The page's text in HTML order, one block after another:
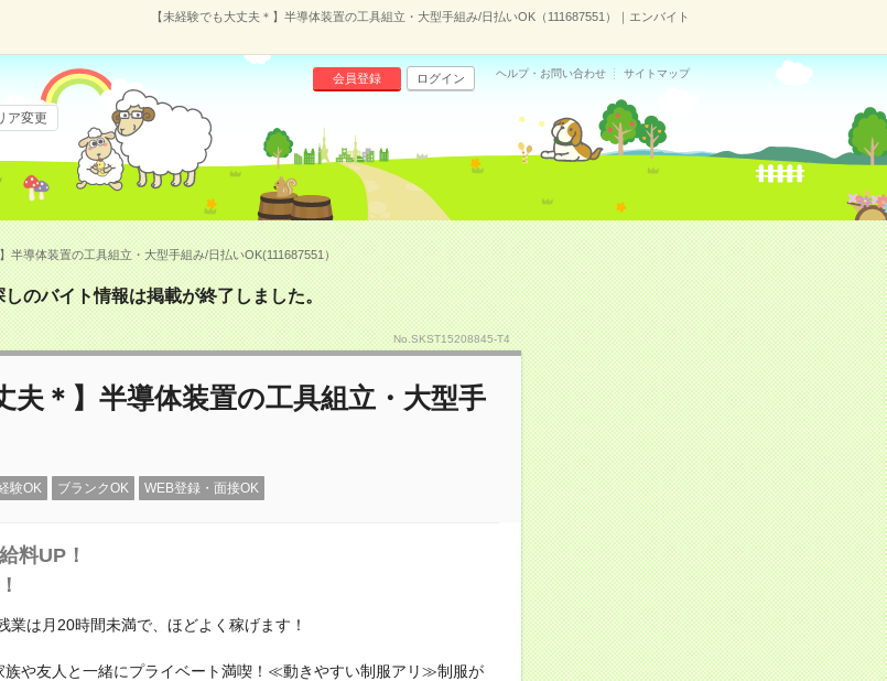
【未経験でも大丈夫＊】半導体装置の工具組立・大型手組み/日払いOK（111687551）｜エンバイト
会員登録 ログイン ヘルプ・お問い合わせ サイトマップ
ア変更
半導体装置の工具組立・大型手組み/日払いOK(111687551）
しのバイト情報は掲載が終了しました。
No.SKST15208845-T4
夫＊】半導体装置の工具組立・大型手
験OK ブランクOK WEB登録・面接OK
料UP！
は月20時間未満で、ほどよく稼げます！
や友人と一緒にプライベート満喫！≪動きやすい制服アリ≫制服が